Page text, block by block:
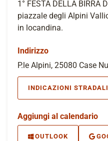
1° FESTA DELLA BIRRA
piazzale degli Alpini
in locandina.
Indirizzo
P.le Alpini, 25080 Case
INDICAZIONI STRADALI
Aggiungi al calendario
OUTLOOK